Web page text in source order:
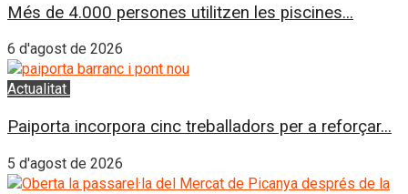
Més de 4.000 persones utilitzen les piscines...
6 d'agost de 2026
Actualitat
Paiporta incorpora cinc treballadors per a reforçar...
5 d'agost de 2026